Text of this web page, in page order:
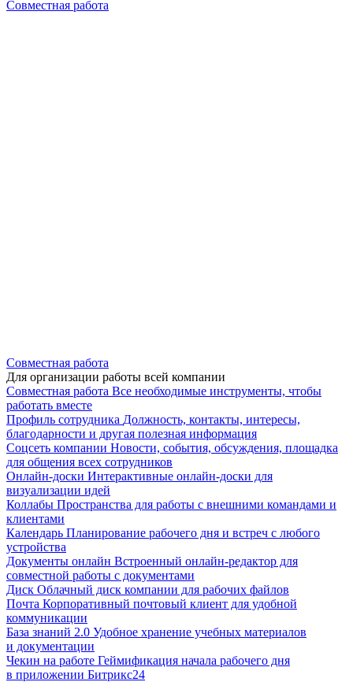
Совместная работа
Совместная работа
Для организации работы всей компании
Совместная работа Все необходимые инструменты, чтобы
работать вместе
Профиль сотрудника Должность, контакты, интересы,
благодарности и другая полезная информация
Соцсеть компании Новости, события, обсуждения, площадка
для общения всех сотрудников
Онлайн-доски Интерактивные онлайн-доски для
визуализации идей
Коллабы Пространства для работы с внешними командами и
клиентами
Календарь Планирование рабочего дня и встреч с любого
устройства
Документы онлайн Встроенный онлайн-редактор для
совместной работы с документами
Диск Облачный диск компании для рабочих файлов
Почта Корпоративный почтовый клиент для удобной
коммуникации
База знаний 2.0 Удобное хранение учебных материалов
и документации
Чекин на работе Геймификация начала рабочего дня
в приложении Битрикс24